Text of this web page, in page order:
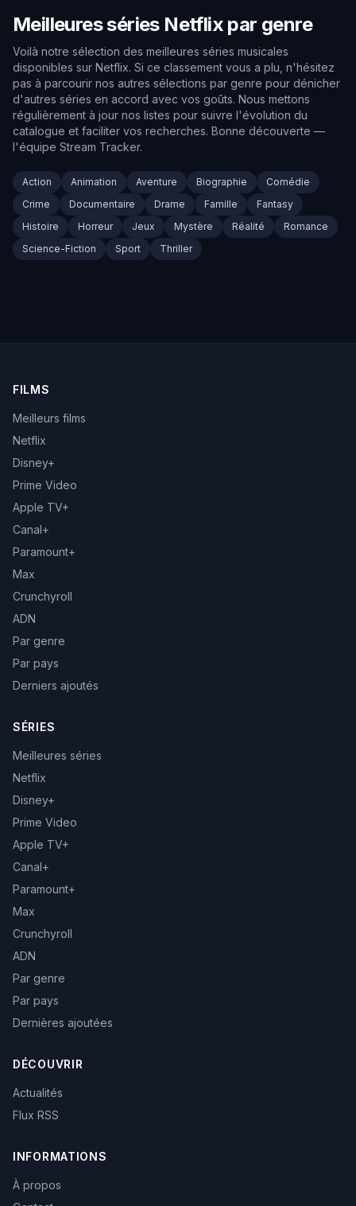
Meilleures séries Netflix par genre
Voilà notre sélection des meilleures séries musicales
disponibles sur Netflix. Si ce classement vous a plu, n'hésitez
pas à parcourir nos autres sélections par genre pour dénicher
d'autres séries en accord avec vos goûts. Nous mettons
régulièrement à jour nos listes pour suivre l'évolution du
catalogue et faciliter vos recherches. Bonne découverte —
l'équipe Stream Tracker.
Action Animation Aventure Biographie
Comédie
Crime
Documentaire Drame Famille
Fantasy
Histoire
Horreur Jeux Mystère Réalité
Romance
Science-Fiction
Sport Thriller
FILMS
Meilleurs films
Netflix
Disney+
Prime Video
Apple TV+
Canal+
Paramount+
Max
Crunchyroll
ADN
Par genre
Par pays
Derniers ajoutés
SÉRIES
Meilleures séries
Netflix
Disney+
Prime Video
Apple TV+
Canal+
Paramount+
Max
Crunchyroll
ADN
Par genre
Par pays
Dernières ajoutées
DÉCOUVRIR
Actualités
Flux RSS
INFORMATIONS
À propos